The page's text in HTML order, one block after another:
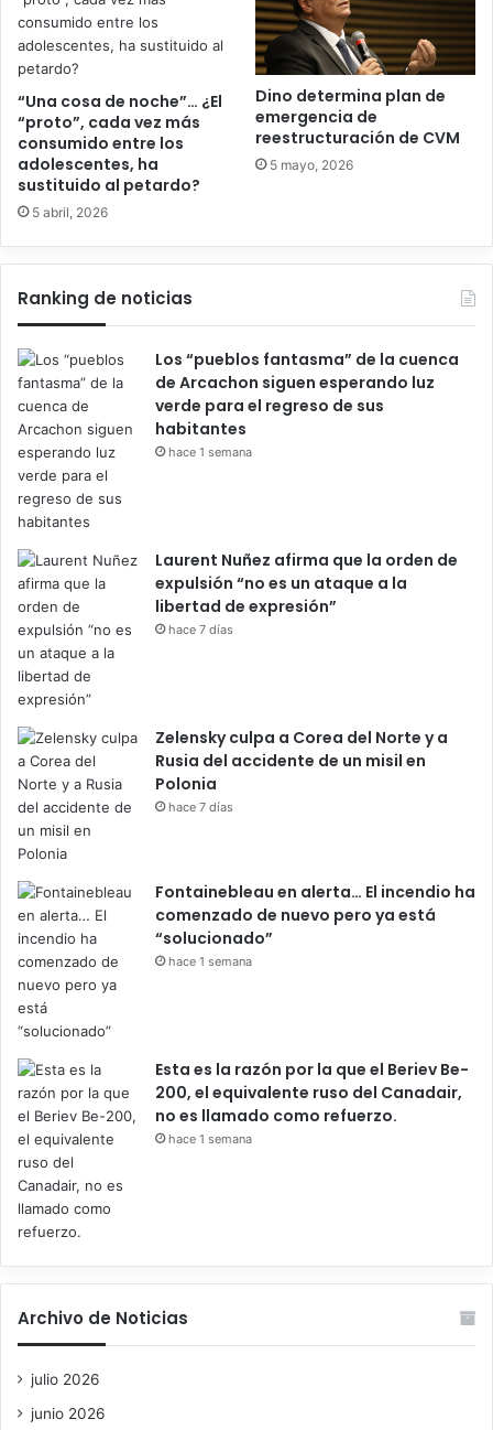
“Una cosa de noche”… ¿El
“proto”, cada vez más
consumido entre los
adolescentes, ha
sustituido al petardo?
5 abril, 2026
Dino determina plan de
emergencia de
reestructuración de CVM
5 mayo, 2026
Ranking de noticias
Los “pueblos fantasma” de la cuenca
de Arcachon siguen esperando luz
verde para el regreso de sus
habitantes
hace 1 semana
Laurent Nuñez afirma que la orden de
expulsión “no es un ataque a la
libertad de expresión”
hace 7 días
Zelensky culpa a Corea del Norte y a
Rusia del accidente de un misil en
Polonia
hace 7 días
Fontainebleau en alerta… El incendio ha
comenzado de nuevo pero ya está
“solucionado”
hace 1 semana
Esta es la razón por la que el Beriev Be-
200, el equivalente ruso del Canadair,
no es llamado como refuerzo.
hace 1 semana
Archivo de Noticias
julio 2026
junio 2026